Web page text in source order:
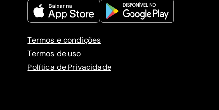
Termos e condições
Termos de uso
Política de Privacidade